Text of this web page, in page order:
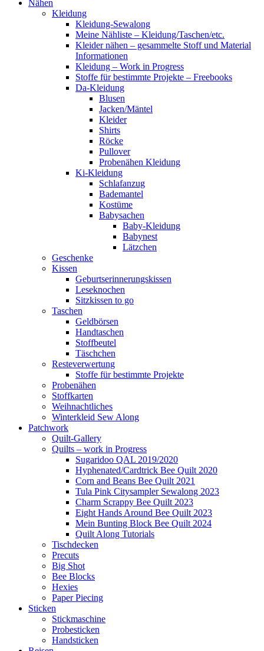
Nähen
Kleidung
Kleidung-Sewalong
Meine Nähliste – Kleidung/Taschen/etc.
Kleider nähen – gesammelte Stoff und Material
Informationen
Kleidung – Work in Progress
Stoffe für bestimmte Projekte – Freebooks
Da-Kleidung
Blusen
Jacken/Mäntel
Kleider
Shirts
Röcke
Pullover
Probenähen Kleidung
Ki-Kleidung
Schlafanzug
Bademantel
Kostüme
Babysachen
Baby-Kleidung
Babynest
Lätzchen
Geschenke
Kissen
Geburtserinnerungskissen
Leseknochen
Sitzkissen to go
Taschen
Geldbörsen
Handtaschen
Stoffbeutel
Täschchen
Resteverwertung
Stoffe für bestimmte Projekte
Probenähen
Stoffkarten
Weihnachtliches
Winterkleid Sew Along
Patchwork
Quilt-Gallery
Quilts – work in Progress
Sugaridoo QAL 2019/2020
Hyphenated/Cardtrick Bee Quilt 2020
Corn and Beans Bee Quilt 2021
Tula Pink Citysampler Sewalong 2023
Charm Scrappy Bee Quilt 2023
Eight Hands Around Bee Quilt 2023
Mein Bunting Block Bee Quilt 2024
Quilt Along Tutorials
Tischdecken
Precuts
Big Shot
Bee Blocks
Hexies
Paper Piecing
Sticken
Stickmaschine
Probesticken
Handsticken